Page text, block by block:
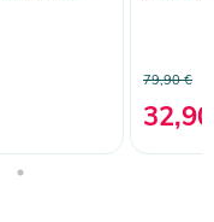
79,90 €